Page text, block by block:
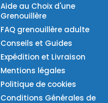
Aide au Choix d'une
Grenouillère
FAQ grenouillère adulte
Conseils et Guides
Expédition et Livraison
Mentions légales
Politique de cookies
Conditions Générales de